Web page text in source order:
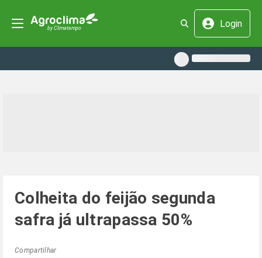
Login
Colheita do feijão segunda
safra já ultrapassa 50%
Compartilhar